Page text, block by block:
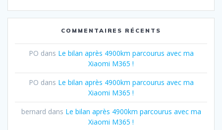
COMMENTAIRES RÉCENTS
PO dans Le bilan après 4900km parcourus avec ma
Xiaomi M365 !
PO dans Le bilan après 4900km parcourus avec ma
Xiaomi M365 !
bernard dans Le bilan après 4900km parcourus avec ma
Xiaomi M365 !